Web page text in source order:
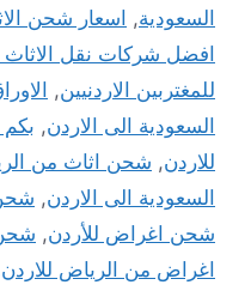
السعودية, اسعار شحن
افضل شركات نقل الاثاث
للمغتربين الاردنيين,
السعودية الى الاردن,
للاردن, شحن اثاث من
السعودية الى الاردن,
شحن اغراض للأردن,
اغراض من الرياض للاردن